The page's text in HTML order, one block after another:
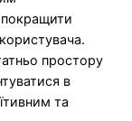
простору
в
та